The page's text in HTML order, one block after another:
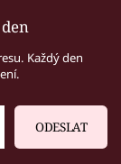
Každý den
ODESLAT